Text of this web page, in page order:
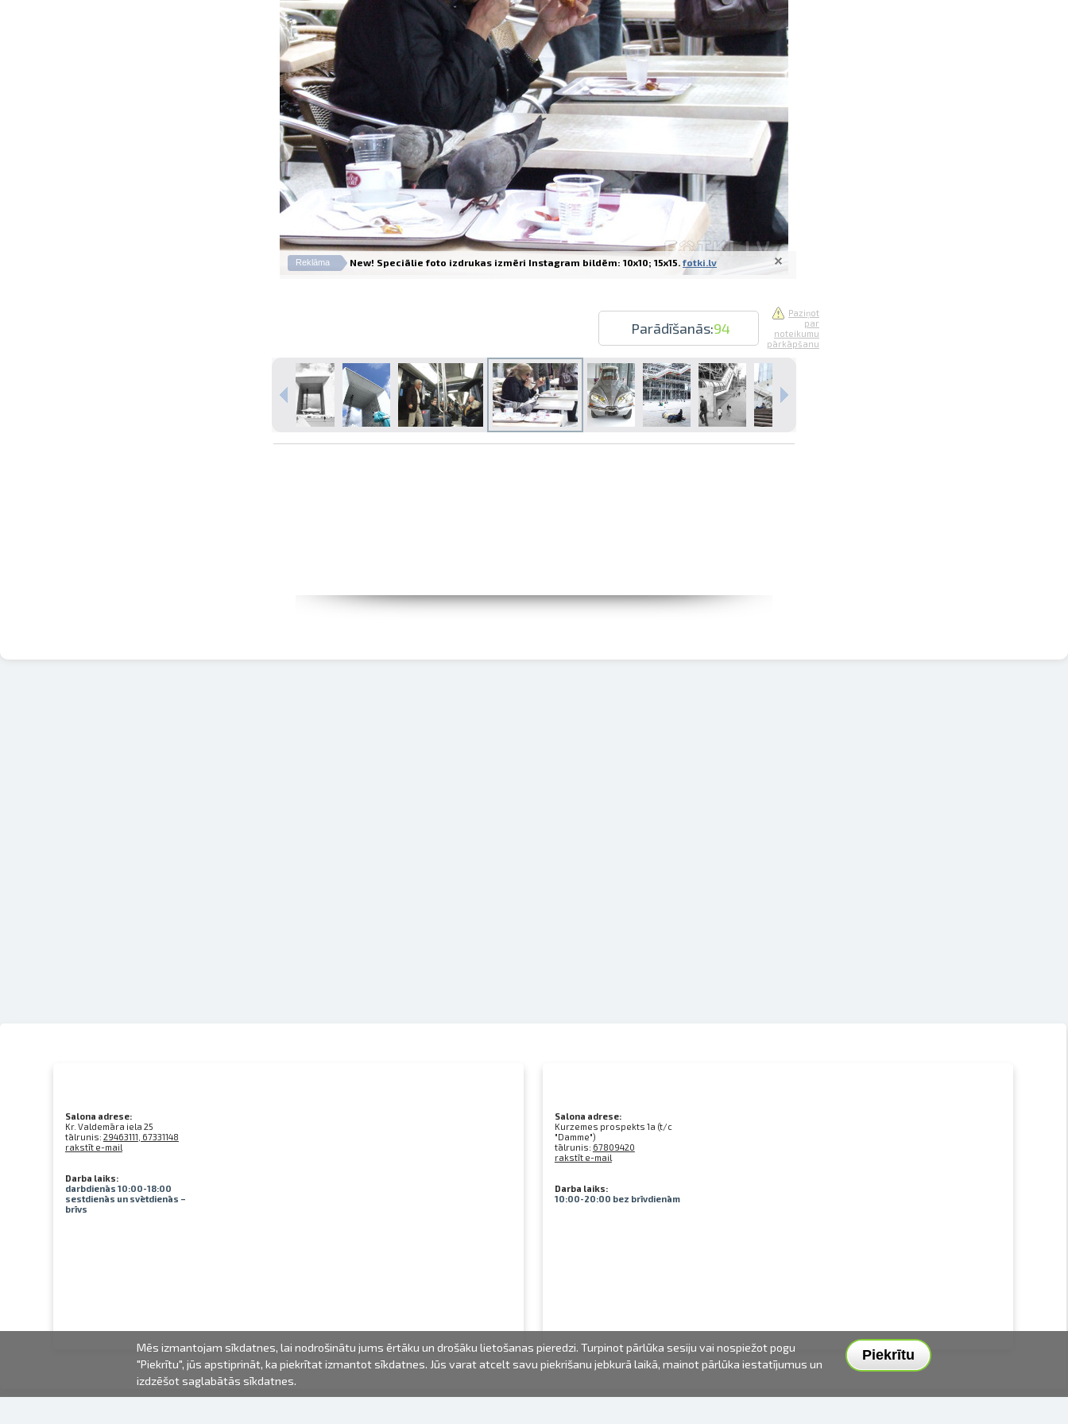
Izdrukas 1h laikā Rīgā – pasūtiet tiešsaistē
Dažādi formāti un papīra veidi jūsu foto
Piegāde visā Latvijā vai saņemšana klātienē
Reklāma New! Speciālie foto izdrukas izmēri Instagram bildēm: 10x10; 15x15. fotki.lv
Parādīšanās:94
Paziņot
par
noteikumu
pārkāpšanu
Salona adrese:
Kr. Valdemāra iela 25
tālrunis: 29463111, 67331148
rakstīt e-mail
Darba laiks:
darbdienās 10:00-18:00
sestdienās un svētdienās –
brīvs
Salona adrese:
Kurzemes prospekts 1a (t/c
"Damme")
tālrunis: 67809420
rakstīt e-mail
Darba laiks:
10:00-20:00 bez brīvdienām
Piekrītu
Mēs izmantojam sīkdatnes, lai nodrošinātu jums ērtāku un drošāku lietošanas pieredzi. Turpinot pārlūka sesiju vai nospiežot pogu
"Piekrītu", jūs apstiprināt, ka piekrītat izmantot sīkdatnes. Jūs varat atcelt savu piekrišanu jebkurā laikā, mainot pārlūka iestatījumus un
izdzēšot saglabātās sīkdatnes.